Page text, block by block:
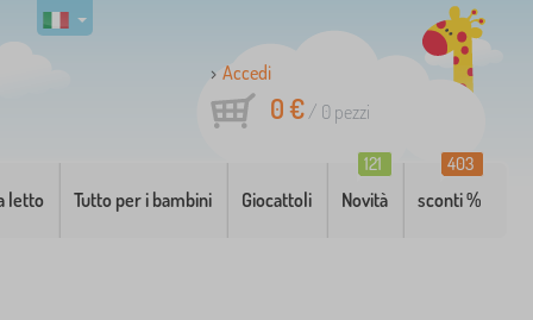
Accedi
0 €/ 0 pezzi
letto Tutto per i bambini Giocattoli Novità
121
sconti %
403